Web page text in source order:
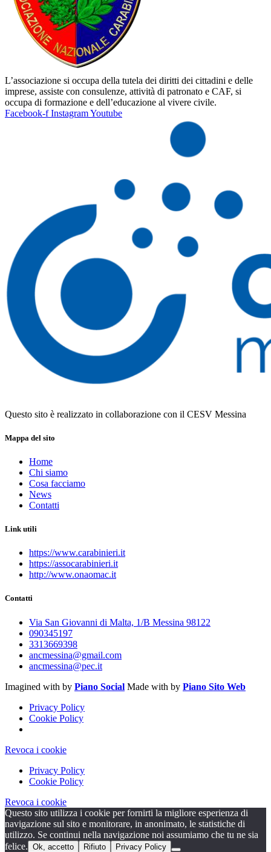
L’associazione si occupa della tutela dei diritti dei cittadini e delle
imprese, assiste con consulenze, attività di patronato e CAF, si
occupa di formazione e dell’educazione al vivere civile.
Facebook-f InstagramYoutube
Questo sito è realizzato in collaborazione con il CESV Messina
Mappa del sito
Home
Chi siamo
Cosa facciamo
News
Contatti
Link utili
https://www.carabinieri.it
https://assocarabinieri.it
http://www.onaomac.it
Contatti
Via San Giovanni di Malta, 1/B Messina 98122
090345197
3313669398
ancmessina@gmail.com
ancmessina@pec.it
Imagined with by Piano Social Made with by Piano Sito Web
Privacy Policy
Cookie Policy
Revoca i cookie
Privacy Policy
Cookie Policy
Revoca i cookie
Questo sito utilizza i cookie per fornirti la migliore esperienza di
navigazione sul sito e monitorare, in anonimato, le statistiche di
utilizzo. Se continui nella navigazione noi assumiamo che tu ne sia
felice. Ok, accetto Rifiuto Privacy Policy